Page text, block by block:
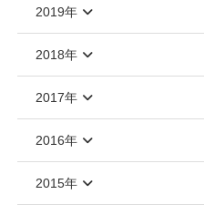
2019年
2018年
2017年
2016年
2015年